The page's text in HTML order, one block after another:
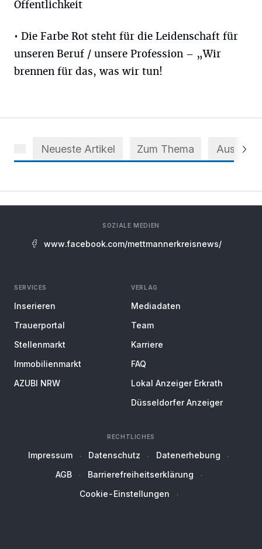
Öffentlichkeit
• Die Farbe Rot steht für die Leidenschaft für
unseren Beruf / unsere Profession – „Wir
brennen für das, was wir tun!
Neueste Artikel Zum Thema Aus dem
SOZIALE MEDIEN
www.facebook.com/mettmannerkreisnews/
SERVICES
Inserieren
Trauerportal
Stellenmarkt
Immobilienmarkt
AZUBI NRW
VERLAG
Mediadaten
Team
Karriere
FAQ
Lokal Anzeiger Erkrath
Düsseldorfer Anzeiger
RECHTLICHES
Impressum Datenschutz
Datenerhebung
AGB
Barrierefreiheitserklärung
Cookie-Einstellungen